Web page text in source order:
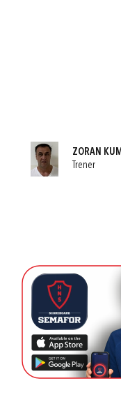
ZORAN
Trener